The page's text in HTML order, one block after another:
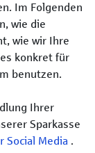
Im Folgenden
wie die
wie wir Ihre
konkret für
benutzen.
Ihrer
Sparkasse
Social Media .